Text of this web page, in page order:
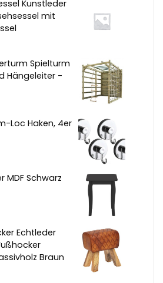
Kunstleder
mit
Spielturm
Hängeleiter -
Loc Haken, 4er
MDF Schwarz
Echtleder
Braun